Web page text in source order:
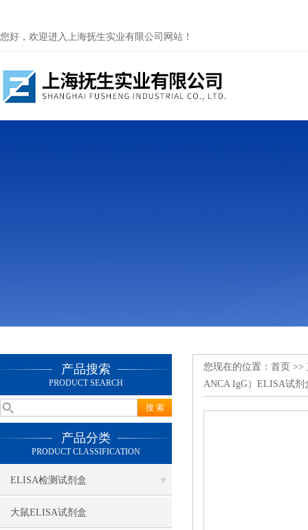
您好，欢迎进入上海抚生实业有限公司网站！
产品搜索
PRODUCT SEARCH
产品分类
PRODUCT CLASSIFICATION
ELISA检测试剂盒
大鼠ELISA试剂盒
您现在的位置： 首页 >>
ANCA IgG）ELISA试剂